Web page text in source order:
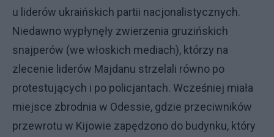
u liderów ukraińskich partii nacjonalistycznych.
Niedawno wypłynęły zwierzenia gruzińskich
snajperów (we włoskich mediach), którzy na
zlecenie liderów Majdanu strzelali równo po
protestujących i po policjantach. Wcześniej miała
miejsce zbrodnia w Odessie, gdzie przeciwników
przewrotu w Kijowie zapędzono do budynku, który